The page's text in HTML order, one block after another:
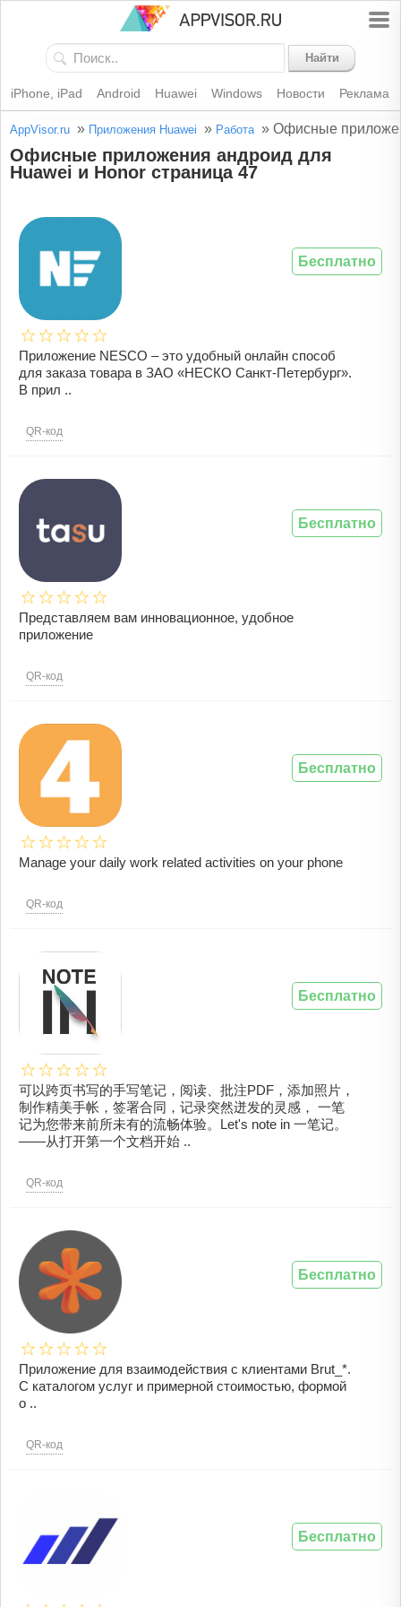
Найти
iPhone, iPad Android Huawei Windows Новости Реклама
AppVisor.ru » Приложения Huawei » Работа » Офисные
Офисные приложения андроид для
Huawei и Honor страница 47
Приложение NESCO – это удобный онлайн способ
для заказа товара в ЗАО «НЕСКО Санкт-Петербург».
В прил ..
QR-код
Бесплатно
Представляем вам инновационное, удобное
приложение
QR-код
Бесплатно
Manage your daily work related activities on your phone
QR-код
Бесплатно
可以跨页书写的手写笔记，阅读、批注PDF，添加照片，
制作精美手帐，签署合同，记录突然迸发的灵感， 一笔
记为您带来前所未有的流畅体验。Let's note in 一笔记。
——从打开第一个文档开始 ..
QR-код
Бесплатно
Приложение для взаимодействия с клиентами Brut_*.
С каталогом услуг и примерной стоимостью, формой
о ..
QR-код
Бесплатно
Бесплатно